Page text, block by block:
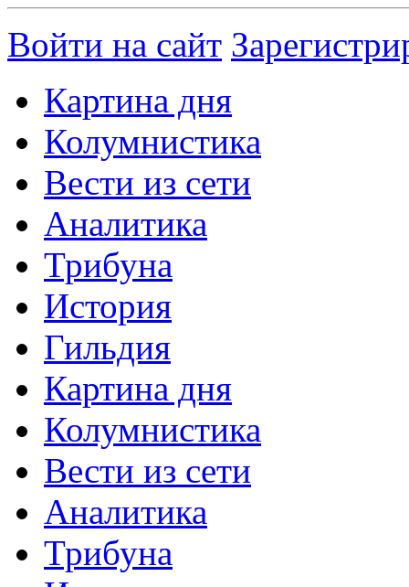
Войти на сайт
Картина дня
Колумнистика
Вести из сети
Аналитика
Трибуна
История
Гильдия
Картина дня
Колумнистика
Вести из сети
Аналитика
Трибуна